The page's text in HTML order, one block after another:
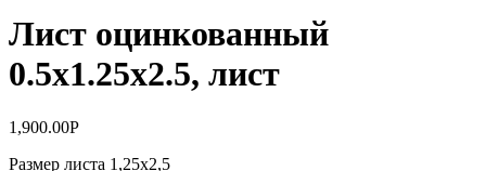
Лист оцинкованный
0.5х1.25х2.5, лист
1,900.00Р
Размер листа 1,25х2,5